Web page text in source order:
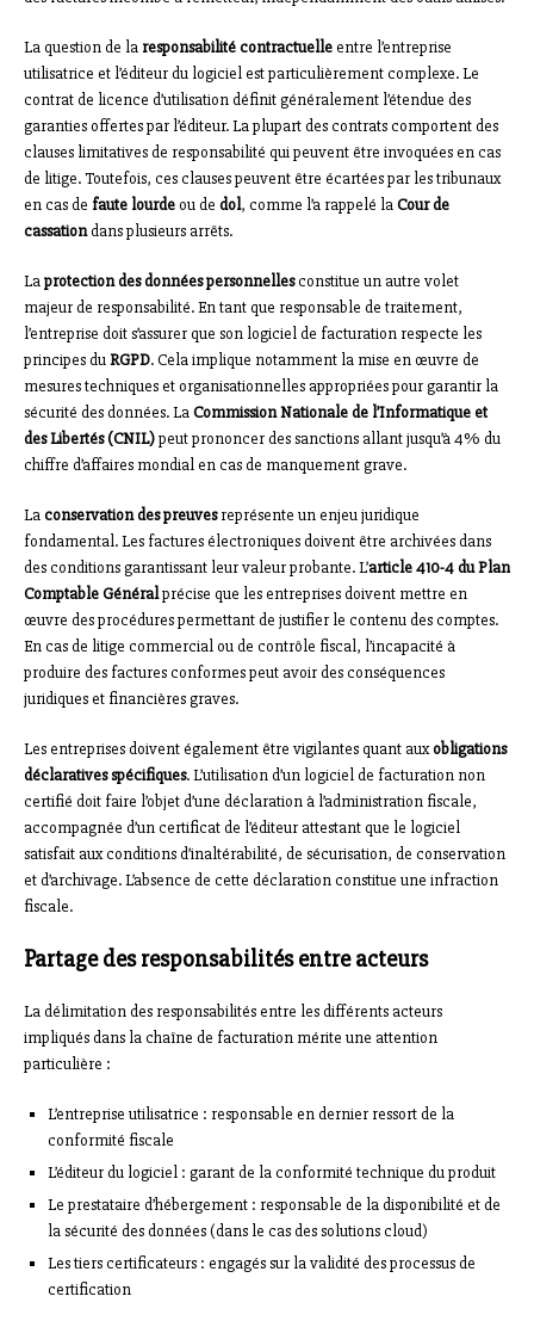
La question de la responsabilité contractuelleentre l’entreprise
utilisatrice et l’éditeur du logiciel est particulièrement complexe. Le
contrat de licence d’utilisation définit généralement l’étendue des
garanties offertes par l’éditeur. La plupart des contrats comportent des
clauses limitatives de responsabilité qui peuvent être invoquées en cas
de litige. Toutefois, ces clauses peuvent être écartées par les tribunaux
en cas de faute lourdeou de dol, comme l’a rappelé laCour de
cassationdans plusieurs arrêts.
Laprotection des données personnellesconstitue un autre volet
majeur de responsabilité. En tant que responsable de traitement,
l’entreprise doit s’assurer que son logiciel de facturation respecte les
principes duRGPD. Cela implique notamment la mise en œuvre de
mesures techniques et organisationnelles appropriées pour garantir la
sécurité des données. LaCommission Nationale de l’Informatique et
des Libertés (CNIL)peut prononcer des sanctions allant jusqu’à 4% du
chiffre d’affaires mondial en cas de manquement grave.
Laconservation des preuvesreprésente un enjeu juridique
fondamental. Les factures électroniques doivent être archivées dans
des conditions garantissant leur valeur probante. L’article 410-4 du Plan
Comptable Généralprécise que les entreprises doivent mettre en
œuvre des procédures permettant de justifier le contenu des comptes.
En cas de litige commercial ou de contrôle fiscal, l’incapacité à
produire des factures conformes peut avoir des conséquences
juridiques et financières graves.
Les entreprises doivent également être vigilantes quant auxobligations
déclaratives spécifiques. L’utilisation d’un logiciel de facturation non
certifié doit faire l’objet d’une déclaration à l’administration fiscale,
accompagnée d’un certificat de l’éditeur attestant que le logiciel
satisfait aux conditions d’inaltérabilité, de sécurisation, de conservation
et d’archivage. L’absence de cette déclaration constitue une infraction
fiscale.
Partage des responsabilités entre acteurs
La délimitation des responsabilités entre les différents acteurs
impliqués dans la chaîne de facturation mérite une attention
particulière :
L’entreprise utilisatrice : responsable en dernier ressort de la
conformité fiscale
L’éditeur du logiciel : garant de la conformité technique du produit
Le prestataire d’hébergement : responsable de la disponibilité et de
la sécurité des données (dans le cas des solutions cloud)
Les tiers certificateurs : engagés sur la validité des processus de
certification